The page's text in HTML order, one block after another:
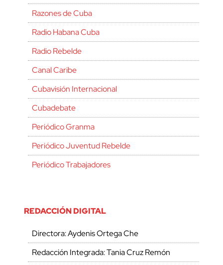
Razones de Cuba
Radio Habana Cuba
Radio Rebelde
Canal Caribe
Cubavisión Internacional
Cubadebate
Periódico Granma
Periódico Juventud Rebelde
Periódico Trabajadores
REDACCIÓN DIGITAL
Directora: Aydenis Ortega Che
Redacción Integrada: Tania Cruz Remón